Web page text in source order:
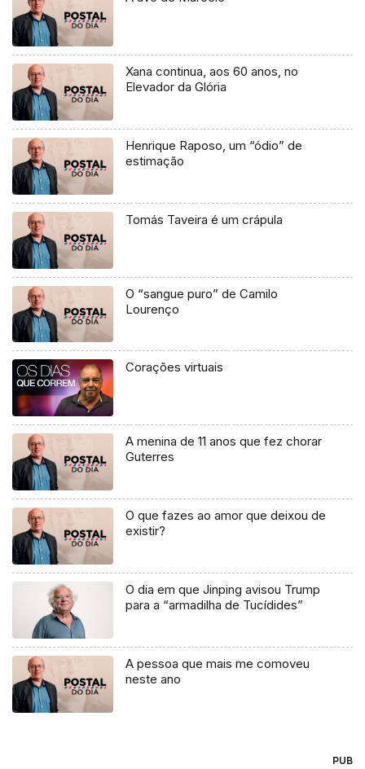
Xana continua, aos 60 anos, no
Elevador da Glória
Henrique Raposo, um “ódio” de
estimação
Tomás Taveira é um crápula
O “sangue puro” de Camilo
Lourenço
Corações virtuais
A menina de 11 anos que fez chorar
Guterres
O que fazes ao amor que deixou de
existir?
O dia em que Jinping avisou Trump
para a “armadilha de Tucídides”
A pessoa que mais me comoveu
neste ano
PUB